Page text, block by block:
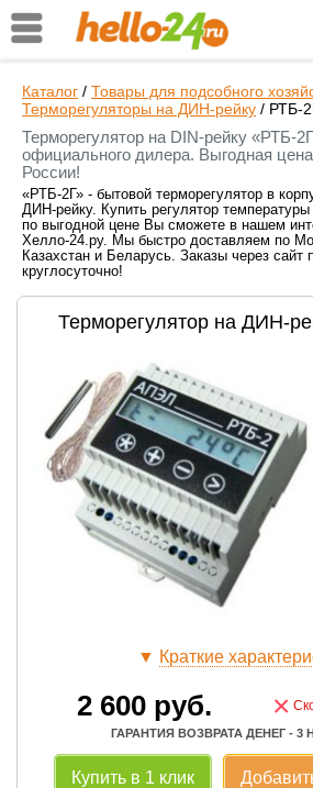
Каталог / Товары для подсобного
Терморегуляторы на ДИН-рейку / РТБ-
Терморегулятор на DIN-рейку «РТБ-
официального дилера. Выгодная
России!
«РТБ-2Г» - бытовой терморегулятор в
ДИН-рейку. Купить регулятор
по выгодной цене Вы сможете в нашем
Хелло-24.ру. Мы быстро доставляем по
Казахстан и Беларусь. Заказы через сайт
круглосуточно!
Терморегулятор на ДИН-
▼ Краткие
2 600руб. ×
ГАРАНТИЯ ВОЗВРАТА ДЕНЕГ - 3
Купить в 1 клик